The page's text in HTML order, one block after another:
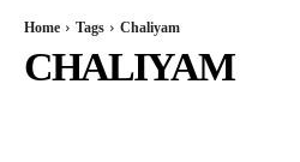
Home Tags Chaliyam
CHALIYAM